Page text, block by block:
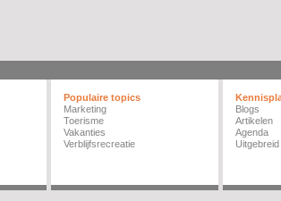
Populaire topics
Marketing
Toerisme
Vakanties
Verblijfsrecreatie
Blogs
Artikelen
Agenda